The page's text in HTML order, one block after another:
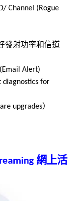
Channel (Rogue
發射功率和信道
(Email Alert)
diagnostics for
upgrades）
網上活